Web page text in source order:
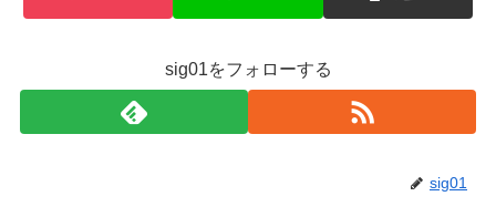
sig01をフォローする
sig01